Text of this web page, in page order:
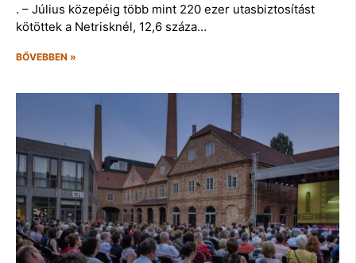
. – Július közepéig több mint 220 ezer utasbiztosítást
kötöttek a Netrisknél, 12,6 száza…
BŐVEBBEN »